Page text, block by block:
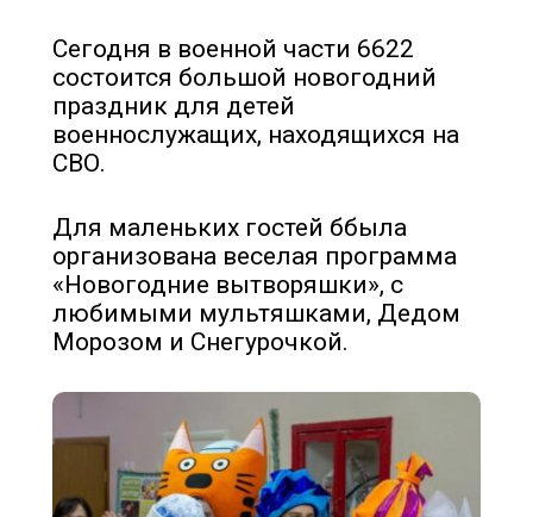
Сегодня в военной части 6622
состоится большой новогодний
праздник для детей
военнослужащих, находящихся на
СВО.
Для маленьких гостей ббыла
организована веселая программа
«Новогодние вытворяшки», с
любимыми мультяшками, Дедом
Морозом и Снегурочкой.